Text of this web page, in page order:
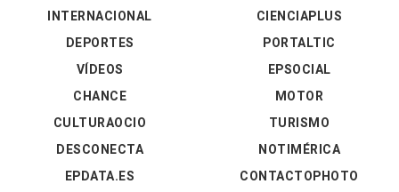
INTERNACIONAL
DEPORTES
VÍDEOS
CIENCIAPLUS
PORTALTIC
EPSOCIAL
CHANCE
CULTURAOCIO
DESCONECTA
EPDATA.ES
MOTOR
TURISMO
NOTIMÉRICA
CONTACTOPHOTO